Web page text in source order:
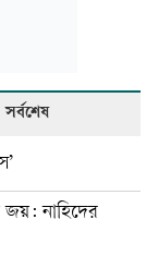
সর্বশেষ
নাহিদের